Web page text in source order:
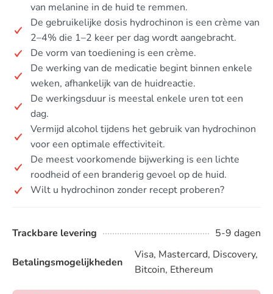
van melanine in de huid te remmen.
De gebruikelijke dosis hydrochinon is een crème van
2–4% die 1–2 keer per dag wordt aangebracht.
De vorm van toediening is een crème.
De werking van de medicatie begint binnen enkele
weken, afhankelijk van de huidreactie.
De werkingsduur is meestal enkele uren tot een
dag.
Vermijd alcohol tijdens het gebruik van hydrochinon
voor een optimale effectiviteit.
De meest voorkomende bijwerking is een lichte
roodheid of een branderig gevoel op de huid.
Wilt u hydrochinon zonder recept proberen?
Trackbare levering 5-9 dagen
Betalingsmogelijkheden
Visa, Mastercard, Discovery,
Bitcoin, Ethereum